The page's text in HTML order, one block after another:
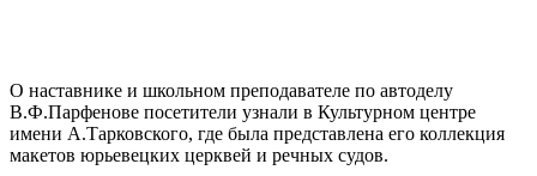
О наставнике и школьном преподавателе по автоделу
В.Ф.Парфенове посетители узнали в Культурном центре
имени А.Тарковского, где была представлена его коллекция
макетов юрьевецких церквей и речных судов.